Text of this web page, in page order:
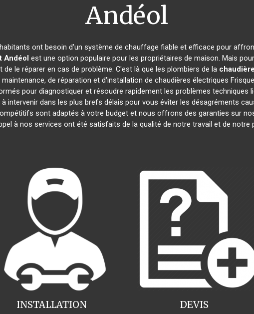
Andéol
ont besoin d'un système de chauffage fiable et efficace pour
Andéol est une option populaire pour les propriétaires de maison. Mais
le réparer en cas de problème. C'est là que les plombiers de la
de réparation et d'installation de chaudières électriques
pour diagnostiquer et résoudre rapidement les problèmes techniques
intervenir dans les plus brefs délais pour vous éviter les désagréments
sont adaptés à votre budget et nous offrons des garanties sur
à nos services ont été satisfaits de la qualité de notre travail et de
INSTALLATION DEVIS